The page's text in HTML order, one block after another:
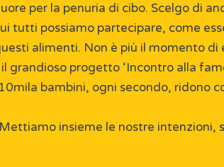
per la penuria di cibo. Scelgo di
tutti possiamo partecipare, come
alimenti. Non è più il momento di
grandioso progetto ‘Incontro alla
bambini, ogni secondo, ridono
insieme le nostre intenzioni,